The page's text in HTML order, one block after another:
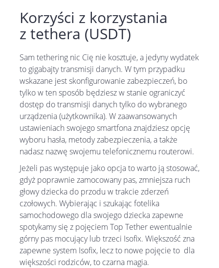
Korzyści z korzystania
z tethera (USDT)
Sam tethering nic Cię nie kosztuje, a jedyny wydatek
to gigabajty transmisji danych. W tym przypadku
wskazane jest skonfigurowanie zabezpieczeń, bo
tylko w ten sposób będziesz w stanie ograniczyć
dostęp do transmisji danych tylko do wybranego
urządzenia (użytkownika). W zaawansowanych
ustawieniach swojego smartfona znajdziesz opcję
wyboru hasła, metody zabezpieczenia, a także
nadasz nazwę swojemu telefonicznemu routerowi.
Jeżeli pas występuje jako opcja to warto ją stosować,
gdyż poprawnie zamocowany pas, zmniejsza ruch
głowy dziecka do przodu w trakcie zderzeń
czołowych. Wybierając i szukając fotelika
samochodowego dla swojego dziecka zapewne
spotykamy się z pojęciem Top Tether ewentualnie
górny pas mocujący lub trzeci Isofix. Większość zna
zapewne system Isofix, lecz to nowe pojęcie to dla
większości rodziców, to czarna magia.